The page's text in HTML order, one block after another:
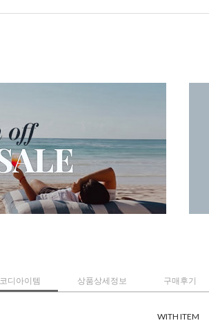
코디아이템 상품상세정보 구매후기
WITH ITEM